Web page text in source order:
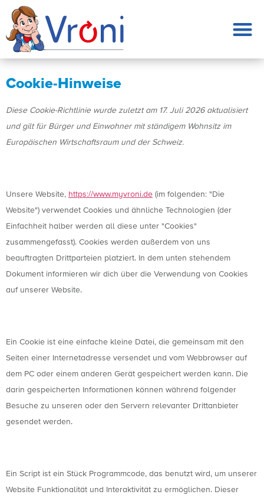
Cookie-Hinweise
Diese Cookie-Richtlinie wurde zuletzt am 17. Juli 2026 aktualisiert
und gilt für Bürger und Einwohner mit ständigem Wohnsitz im
Europäischen Wirtschaftsraum und der Schweiz.
Unsere Website, https://www.myvroni.de (im folgenden: "Die
Website") verwendet Cookies und ähnliche Technologien (der
Einfachheit halber werden all diese unter "Cookies"
zusammengefasst). Cookies werden außerdem von uns
beauftragten Drittparteien platziert. In dem unten stehendem
Dokument informieren wir dich über die Verwendung von Cookies
auf unserer Website.
Ein Cookie ist eine einfache kleine Datei, die gemeinsam mit den
Seiten einer Internetadresse versendet und vom Webbrowser auf
dem PC oder einem anderen Gerät gespeichert werden kann. Die
darin gespeicherten Informationen können während folgender
Besuche zu unseren oder den Servern relevanter Drittanbieter
gesendet werden.
Ein Script ist ein Stück Programmcode, das benutzt wird, um unserer
Website Funktionalität und Interaktivität zu ermöglichen. Dieser